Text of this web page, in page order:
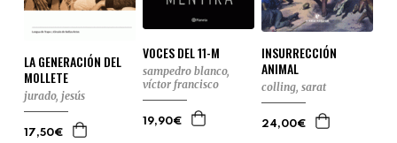
LA GENERACIÓN DEL
MOLLETE
jurado, jesús
17,50€
VOCES DEL 11-M
sampedro blanco,
víctor francisco
19,90€
INSURRECCIÓN
ANIMAL
colling, sarat
24,00€